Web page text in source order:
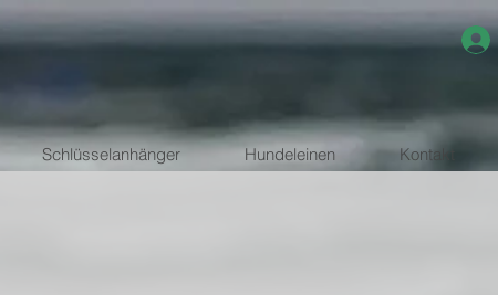
Schlüsselanhänger Hundeleinen Kontakt